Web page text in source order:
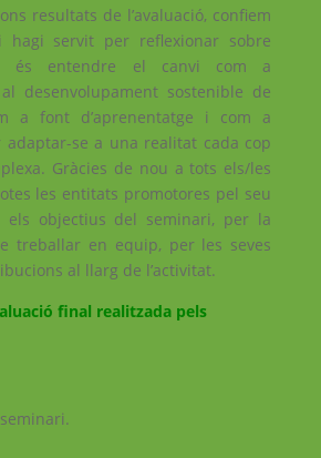
resultats de l’avaluació, confiem
hagi servit per reflexionar sobre
és entendre el canvi com a
desenvolupament sostenible de
a font d’aprenentatge i com a
adaptar-se a una realitat cada cop
Gràcies de nou a tots els/les
les entitats promotores pel seu
els objectius del seminari, per la
treballar en equip, per les seves
al llarg de l’activitat.
final realitzada pels